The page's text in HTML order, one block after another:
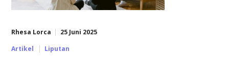
Rhesa Lorca
25 Juni 2025
Artikel
Liputan